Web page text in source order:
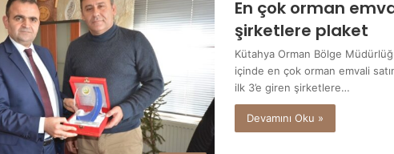
En çok orman
şirketlere plaket
Kütahya Orman Bölge
içinde en çok orman emvali
ilk 3’e giren şirketlere…
Devamını Oku »